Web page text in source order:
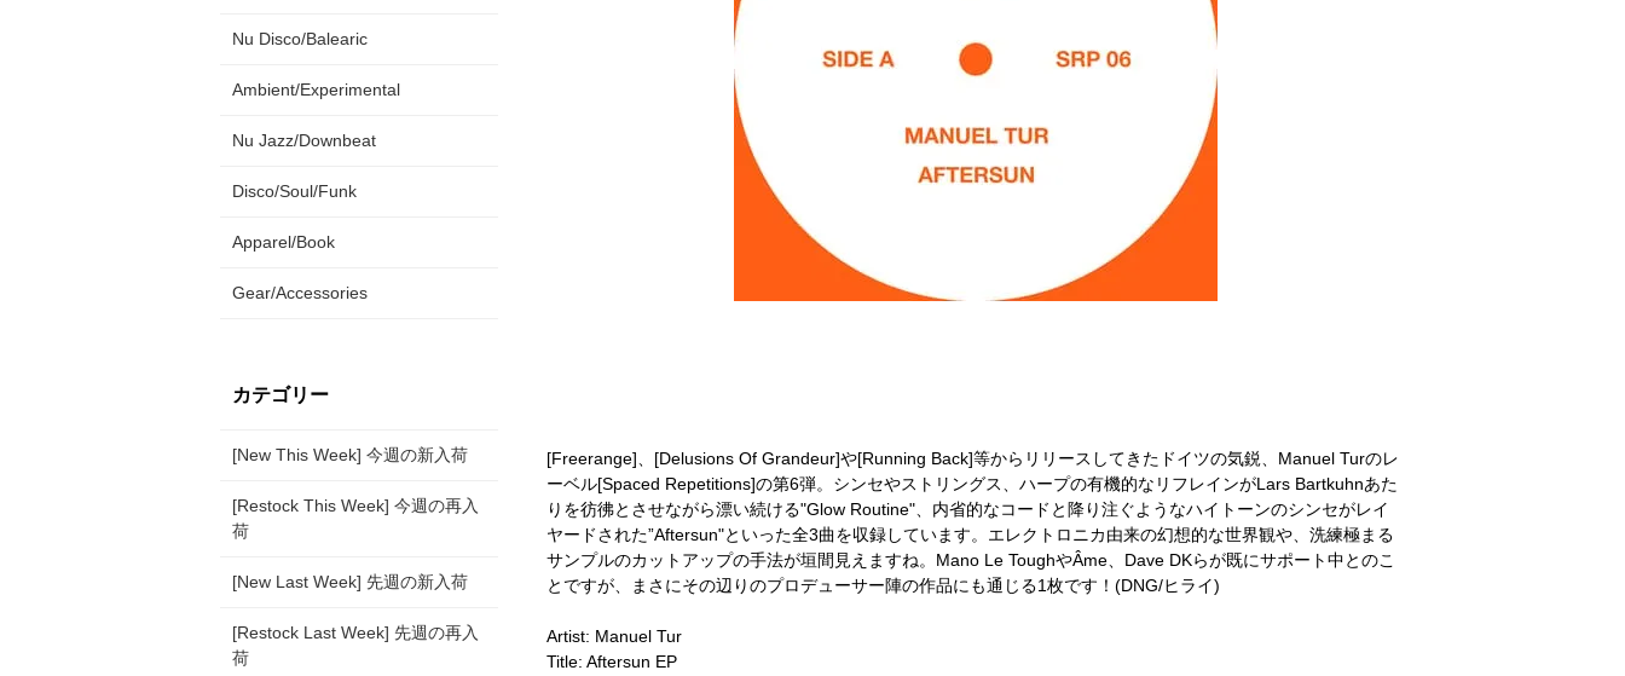
[Freerange]、[Delusions Of Grandeur]や[Running Back]等からリリースしてきたドイツの気鋭、Manuel Turのレ
ーベル[Spaced Repetitions]の第6弾。シンセやストリングス、ハープの有機的なリフレインがLars Bartkuhnあた
りを彷彿とさせながら漂い続ける"Glow Routine"、内省的なコードと降り注ぐようなハイトーンのシンセがレイ
ヤードされた”Aftersun"といった全3曲を収録しています。エレクトロニカ由来の幻想的な世界観や、洗練極まる
サンプルのカットアップの手法が垣間見えますね。Mano Le ToughやÂme、Dave DKらが既にサポート中とのこ
とですが、まさにその辺りのプロデューサー陣の作品にも通じる1枚です！(DNG/ヒライ)
Artist: Manuel Tur
Title: Aftersun EP
Nu Disco/Balearic
Ambient/Experimental
Nu Jazz/Downbeat
Disco/Soul/Funk
Apparel/Book
Gear/Accessories
カテゴリー
[New This Week] 今週の新入荷
[Restock This Week] 今週の再入
荷
[New Last Week] 先週の新入荷
[Restock Last Week] 先週の再入
荷